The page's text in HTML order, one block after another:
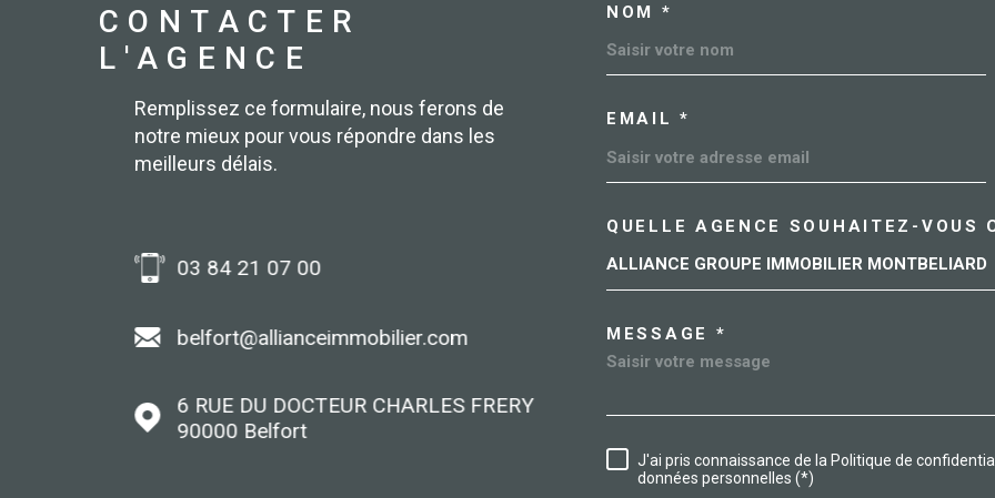
CONTACTER
L'AGENCE
Remplissez ce formulaire, nous ferons de
notre mieux pour vous répondre dans les
meilleurs délais.
03 84 21 07 00
belfort@allianceimmobilier.com
6 RUE DU DOCTEUR CHARLES FRERY
90000
Belfort
03 84 90 80 80
delle@allianceimmobilier.com
NOM *
EMAIL *
QUELLE AGENCE SOUHAITEZ-VOUS
ALLIANCE GROUPE IMMOBILIER MONTBELIARD
MESSAGE *
RÈGLEMENTATION
J'ai pris connaissance de la Politique de
données personnelles (*)